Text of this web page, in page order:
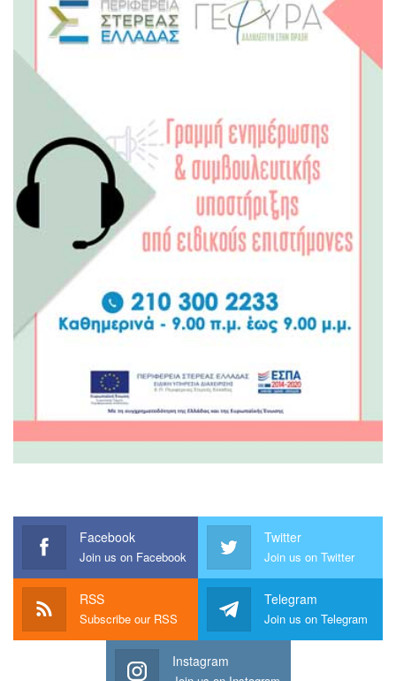
Facebook
Join us on Facebook
Twitter
Join us on Twitter
RSS
Subscribe our RSS
Telegram
Join us on Telegram
Instagram